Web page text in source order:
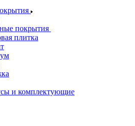
покрытия
плитка
и комплектующие